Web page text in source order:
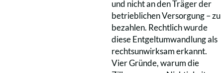
und nicht an den Träger der
betrieblichen Versorgung – zu
bezahlen. Rechtlich wurde
diese Entgeltumwandlung als
rechtsunwirksam erkannt.
Vier Gründe, warum die